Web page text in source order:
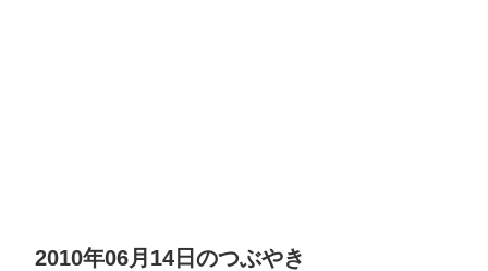
2010年06月14日のつぶやき